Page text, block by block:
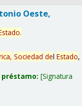
Oeste,
.
Sociedad del Estado,
Signatura